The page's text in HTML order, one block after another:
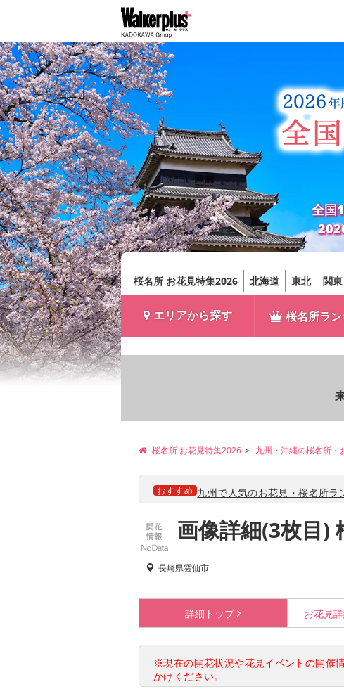
全国
桜名所 お花見特集2026 北海道 東北 関東
エリアから探す 桜名所ラ
桜名所 お花見特集2026 九州・沖縄の桜名所・
おすすめ 九州で人気のお花見・桜名所ラ
画像詳細(3枚目)
長崎県雲仙市
詳細 トップ お花見
※現在の開花状況や花見イベントの開催
かけください。